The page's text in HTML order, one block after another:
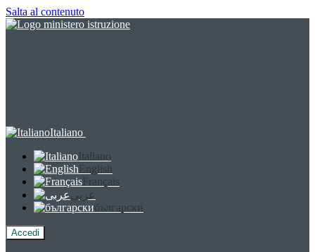
Salta al contenuto
Italiano
Italiano
English
Français
عربى
български
Accedi